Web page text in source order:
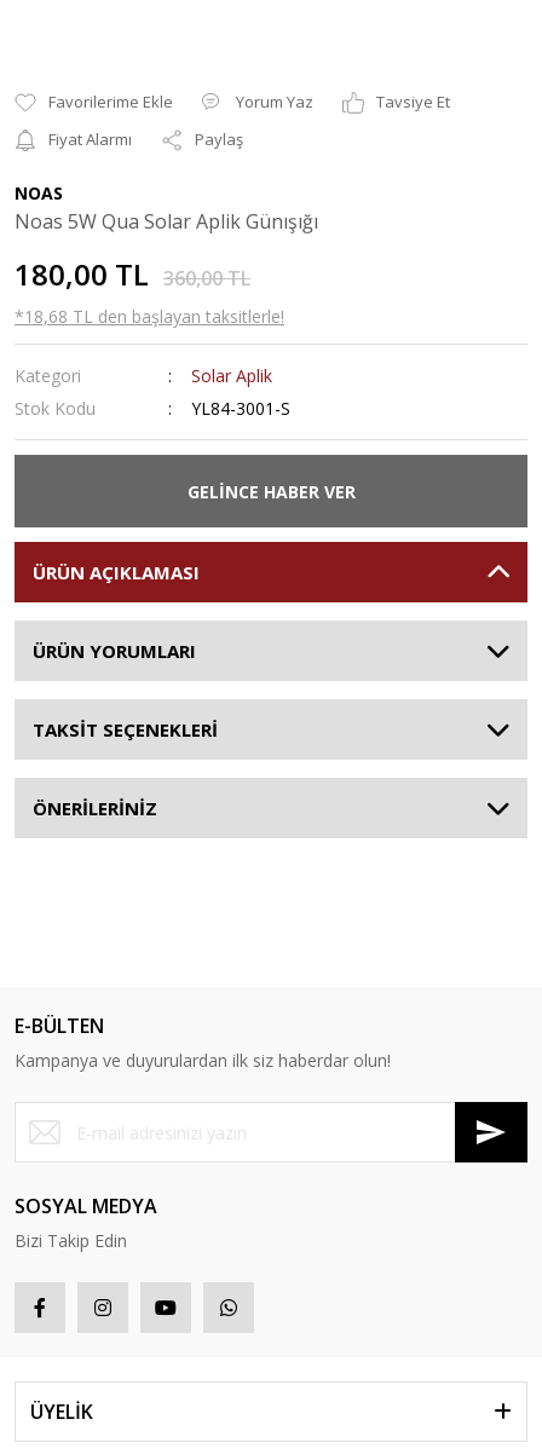
Yorum Yaz
Tavsiye Et
Fiyat Alarmı
Paylaş
NOAS
Noas 5W Qua Solar Aplik Günışığı
180,00 TL 360,00 TL
*18,68 TL den başlayan taksitlerle!
Kategori
Solar Aplik
Stok Kodu
YL84-3001-S
GELİNCE HABER VER
ÜRÜN AÇIKLAMASI
ÜRÜN YORUMLARI
TAKSİT SEÇENEKLERİ
ÖNERİLERİNİZ
E-BÜLTEN
Kampanya ve duyurulardan ilk siz haberdar olun!
SOSYAL MEDYA
Bizi Takip Edin
ÜYELİK